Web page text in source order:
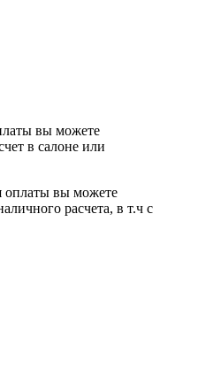
вы можете
в салоне или
оплаты вы можете
расчета, в т.ч с